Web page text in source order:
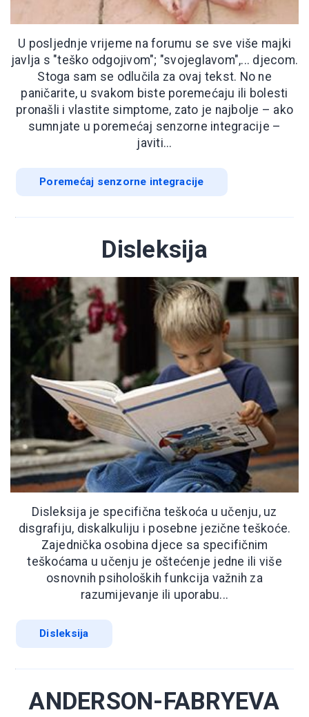
U posljednje vrijeme na forumu se sve više majki
javlja s "teško odgojivom"; "svojeglavom",... djecom.
Stoga sam se odlučila za ovaj tekst. No ne
paničarite, u svakom biste poremećaju ili bolesti
pronašli i vlastite simptome, zato je najbolje – ako
sumnjate u poremećaj senzorne integracije –
javiti...
Poremećaj senzorne integracije
Disleksija
Disleksija je specifična teškoća u učenju, uz
disgrafiju, diskalkuliju i posebne jezične teškoće.
Zajednička osobina djece sa specifičnim
teškoćama u učenju je oštećenje jedne ili više
osnovnih psiholoških funkcija važnih za
razumijevanje ili uporabu...
Disleksija
ANDERSON-FABRYEVA